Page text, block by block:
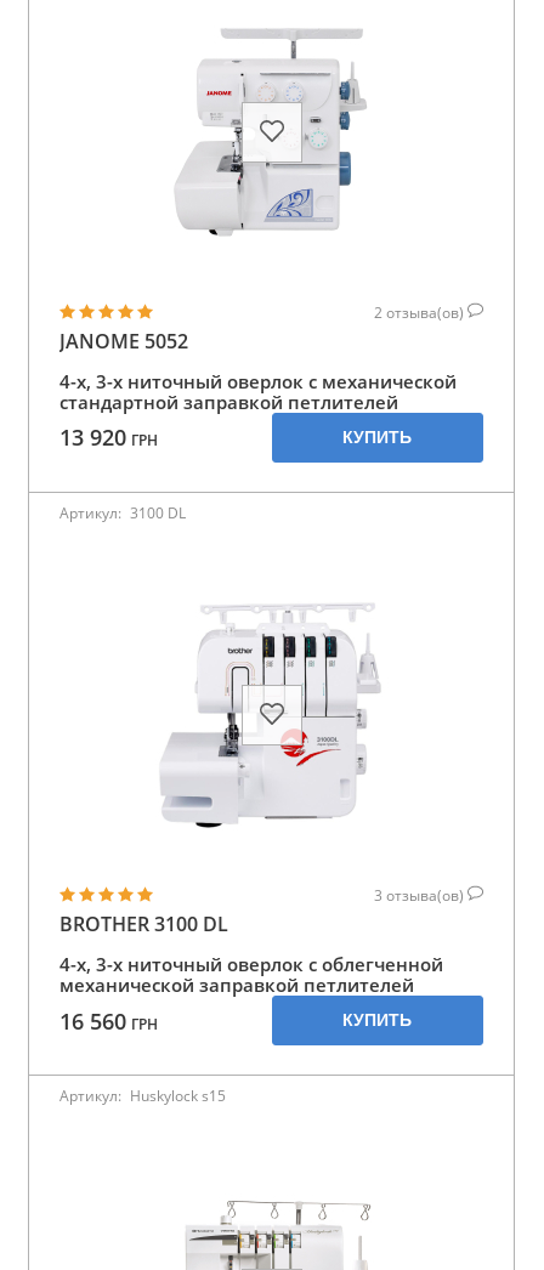
2 отзыва(ов)
JANOME 5052
4-х, 3-х ниточный оверлок с механической
стандартной заправкой петлителей
13 920 ГРН КУПИТЬ
Артикул: 3100 DL
3 отзыва(ов)
BROTHER 3100 DL
4-х, 3-х ниточный оверлок с облегченной
механической заправкой петлителей
16 560 ГРН КУПИТЬ
Артикул: Huskylock s15